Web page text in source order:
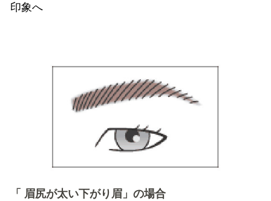
印象へ
「 眉尻が太い下がり眉」の場合